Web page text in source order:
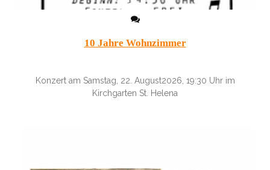
10 Jahre Wohnzimmer
Konzert am Samstag, 22. August2026, 19:30 Uhr im
Kirchgarten St. Helena